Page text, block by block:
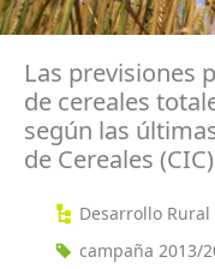
Las previsiones
de cereales
según las
de Cereales
Desarrollo Rural
campaña 2013/